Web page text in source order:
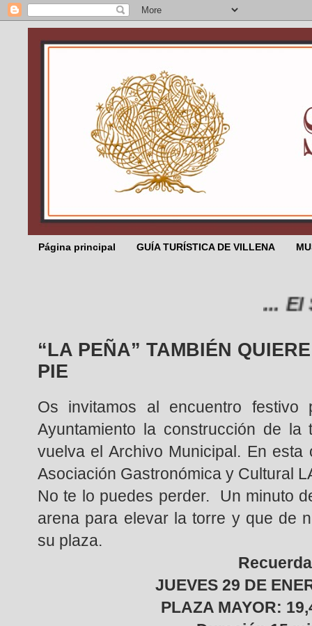
Página principal GUÍA TURÍSTICA DE VILLENA
... El
“LA PEÑA” TAMBIÉN
PIE
Os invitamos al encuentro festivo
Ayuntamiento la construcción de
vuelva el Archivo Municipal. En
Asociación Gastronómica y Cultural
No te lo puedes perder. Un minuto
arena para elevar la torre y que de
su plaza.
Recuerda
JUEVES 29 DE
PLAZA MAYOR: